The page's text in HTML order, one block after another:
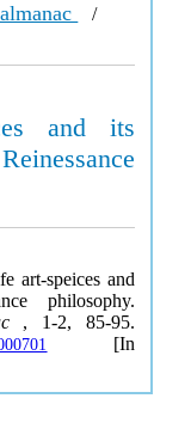
/
and its
art-speices and
philosophy.
, 1-2, 85-95.
[In